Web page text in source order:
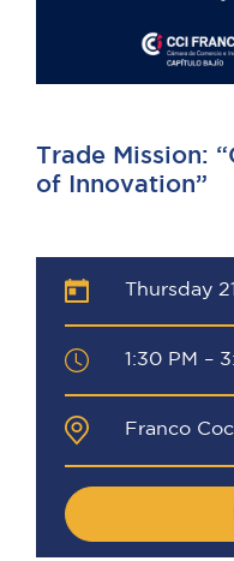
Trade Mission:
of Innovation”
Thursday
1:30 PM –
Franco